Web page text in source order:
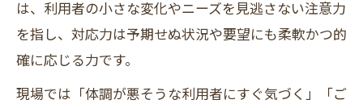
は、利用者の小さな変化やニーズを見逃さない注意力
を指し、対応力は予期せぬ状況や要望にも柔軟かつ的
確に応じる力です。
現場では「体調が悪そうな利用者にすぐ気づく」「ご